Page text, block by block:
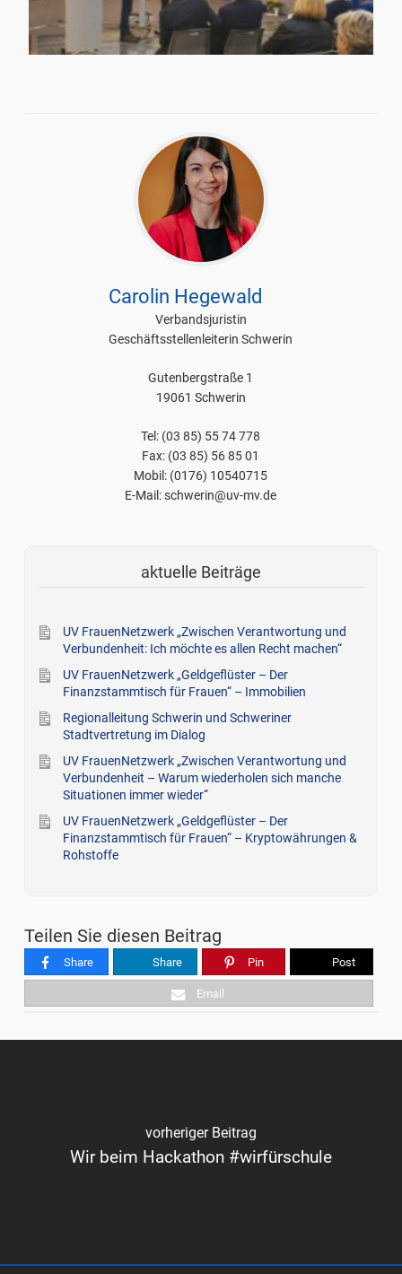
Carolin Hegewald
Verbandsjuristin
Geschäftsstellenleiterin Schwerin
Gutenbergstraße 1
19061 Schwerin
Tel: (03 85) 55 74 778
Fax: (03 85) 56 85 01
Mobil: (0176) 10540715
E-Mail: schwerin@uv-mv.de
aktuelle Beiträge
UV FrauenNetzwerk „Zwischen Verantwortung und
Verbundenheit: Ich möchte es allen Recht machen“
UV FrauenNetzwerk „Geldgeflüster – Der
Finanzstammtisch für Frauen“ – Immobilien
Regionalleitung Schwerin und Schweriner
Stadtvertretung im Dialog
UV FrauenNetzwerk „Zwischen Verantwortung und
Verbundenheit – Warum wiederholen sich manche
Situationen immer wieder“
UV FrauenNetzwerk „Geldgeflüster – Der
Finanzstammtisch für Frauen“ – Kryptowährungen &
Rohstoffe
Teilen Sie diesen Beitrag
Share Share Pin Post
Email
vorheriger Beitrag
Wir beim Hackathon #wirfürschule